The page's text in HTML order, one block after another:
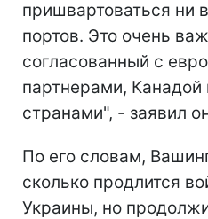
пришвартоваться ни
портов. Это очень
согласованный с
партнерами, Канадой
странами", - заявил
По его словам,
сколько продлится
Украины, но